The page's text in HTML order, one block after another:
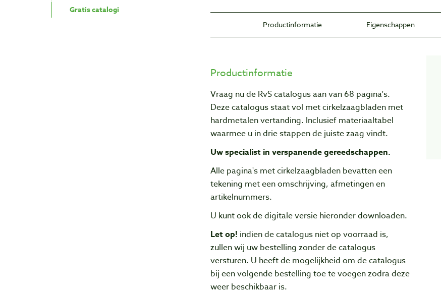
Gratis catalogi
Productinformatie Eigenschappen
Productinformatie
Vraag nu de RvS catalogus aan van 68 pagina's.
Deze catalogus staat vol met cirkelzaagbladen met
hardmetalen vertanding. Inclusief materiaaltabel
waarmee u in drie stappen de juiste zaag vindt.
Uw specialist in verspanende gereedschappen.
Alle pagina's met cirkelzaagbladen bevatten een
tekening met een omschrijving, afmetingen en
artikelnummers.
U kunt ook de digitale versie hieronder downloaden.
Let op! indien de catalogus niet op voorraad is,
zullen wij uw bestelling zonder de catalogus
versturen. U heeft de mogelijkheid om de catalogus
bij een volgende bestelling toe te voegen zodra deze
weer beschikbaar is.